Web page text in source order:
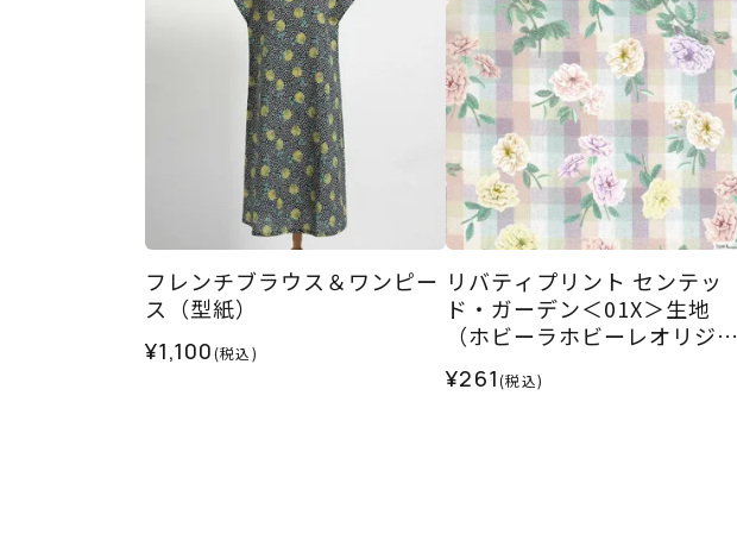
フレンチブラウス＆ワンピー
ス（型紙）
¥1,100(税込)
リバティプリント センテッ
ド・ガーデン＜01X＞生地
（ホビーラホビーレオリジナ
¥261(税込)